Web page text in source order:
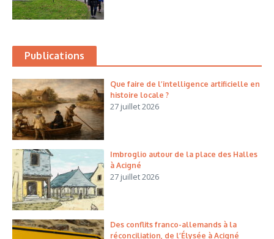
Publications
Que faire de l’intelligence artificielle en
histoire locale ?
27 juillet 2026
Imbroglio autour de la place des Halles
à Acigné
27 juillet 2026
Des conflits franco-allemands à la
réconciliation, de l’Élysée à Acigné